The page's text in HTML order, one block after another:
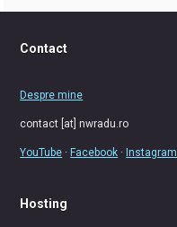
Contact
Despre mine
contact [at] nwradu.ro
YouTube ·Facebook ·Instagram
Hosting